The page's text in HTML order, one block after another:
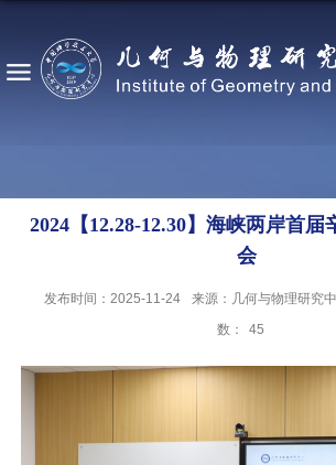
2024【12.28-12.30】海峡两岸首届
会
发布时间：2025-11-24 来源：几何与物理研究
数：
45